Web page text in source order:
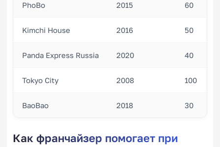
PhoBo 2015 60
Kimchi House 2016 50
Panda Express Russia 2020 40
Tokyo City 2008 100
BaoBao 2018 30
Как франчайзер помогает при